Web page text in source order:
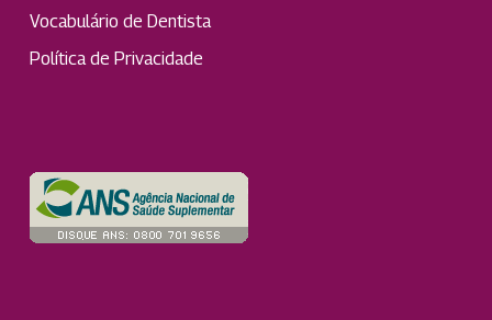
Vocabulário de Dentista
Política de Privacidade